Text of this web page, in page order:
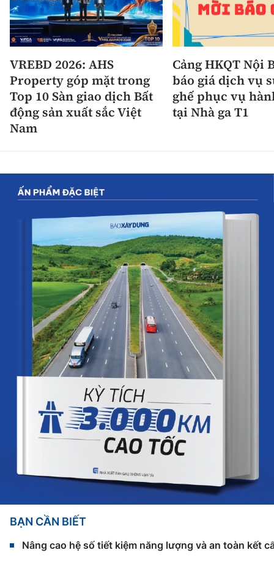
VREBD 2026: AHS
Property góp mặt trong
Top 10 Sàn giao dịch Bất
động sản xuất sắc Việt
Nam
Cảng HKQT Nội
báo giá dịch vụ
ghế phục vụ
tại Nhà ga T1
BẠN CẦN BIẾT
Nâng cao hệ số tiết kiệm năng lượng và an toàn kết